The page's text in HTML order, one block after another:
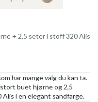
+ 2,5 seter i stoff 320 Alis
har mange valg du kan ta.
buet hjørne og 2,5
i en elegant sandfarge.